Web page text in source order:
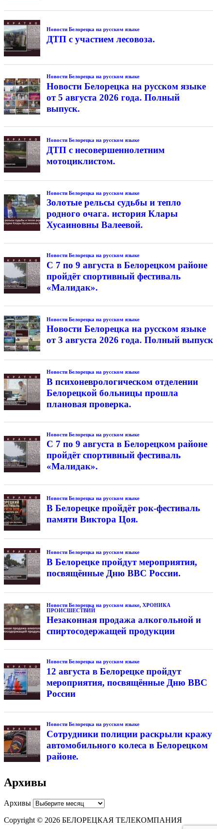
Новости Белорецка на русском языке
ДТП с участием лесовоза.
Новости Белорецка на русском языке
Новости Белорецка на русском языке
от 5 августа 2026 года. Полный
выпуск.
Новости Белорецка на русском языке
ДТП с несовершеннолетним
мотоциклистом.
Новости Белорецка на русском языке
Золотые рельсы судьбы и тепло
родного очага. история Клары
Хусаиновны Валеевой.
Новости Белорецка на русском языке
С 7 по 9 августа в Белорецком районе
пройдёт спортивный фестиваль
«Малидак».
Новости Белорецка на русском языке
Новости Белорецка на русском языке
от 3 августа 2026 года. Полный выпуск
Новости Белорецка на русском языке
В психоневрологическом отделении
Белорецкой больницы прошла
плановая проверка.
Новости Белорецка на русском языке
С 7 по 9 августа в Белорецком районе
пройдёт спортивный фестиваль
«Малидак».
Новости Белорецка на русском языке
В Белорецке пройдёт рок-фестиваль
памяти Виктора Цоя.
Новости Белорецка на русском языке
В Белорецке пройдут мероприятия,
посвящённые Дню ВВС России.
Новости Белорецка на русском языке, ХРОНИКА
ПРОИСШЕСТВИЙ
Незаконная продажа алкогольной и
спиртосодержащей продукции
Новости Белорецка на русском языке
12 августа в Белорецке пройдут
мероприятия, посвящённые Дню ВВС
России
Новости Белорецка на русском языке
Сотрудники полиции раскрыли кражу
автомобильного колеса в Белорецком
районе.
Архивы
Архивы
Copyright © 2026 БЕЛОРЕЦКАЯ ТЕЛЕКОМПАНИЯ